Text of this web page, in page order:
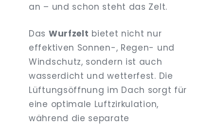
an – und schon steht das Zelt.
Das Wurfzelt bietet nicht nur
effektiven Sonnen-, Regen- und
Windschutz, sondern ist auch
wasserdicht und wetterfest. Die
Lüftungsöffnung im Dach sorgt für
eine optimale Luftzirkulation,
während die separate